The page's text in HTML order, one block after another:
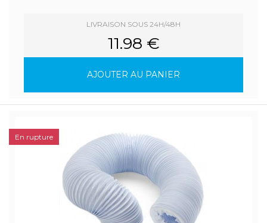
LIVRAISON SOUS 24H/48H
11.98 €
AJOUTER AU PANIER
En rupture